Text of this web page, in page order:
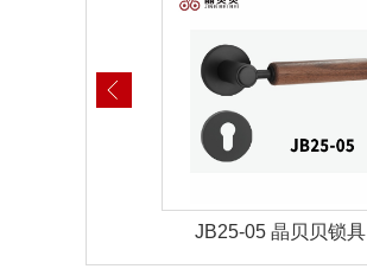
JB25-02 晶贝贝锁具